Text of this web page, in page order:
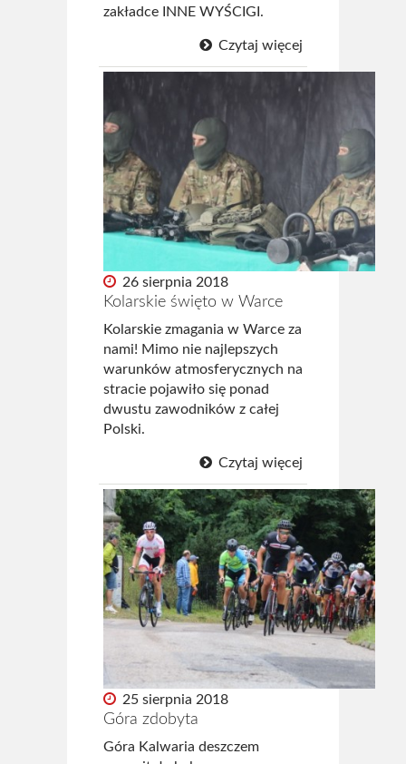
zakładce INNE WYŚCIGI.
Czytaj więcej
26 sierpnia 2018
Kolarskie święto w Warce
Kolarskie zmagania w Warce za
nami! Mimo nie najlepszych
warunków atmosferycznych na
stracie pojawiło się ponad
dwustu zawodników z całej
Polski.
Czytaj więcej
25 sierpnia 2018
Góra zdobyta
Góra Kalwaria deszczem